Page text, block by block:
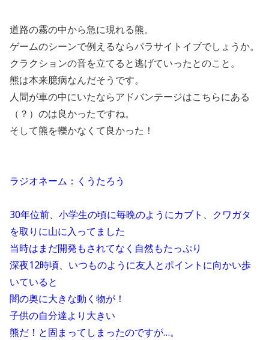
道路の霧の中から急に現れる熊。
ゲームのシーンで例えるならパラサイトイブでしょうか。
クラクションの音を立てると逃げていったとのこと。
熊は本来臆病なんだそうです。
人間が車の中にいたならアドバンテージはこちらにある
（？）のは良かったですね。
そして熊を轢かなくて良かった！
ラジオネーム：くうたろう
30年位前、小学生の頃に毎晩のようにカブト、クワガタ
を取りに山に入ってました
当時はまだ開発もされてなく自然もたっぷり
深夜12時頃、いつものように友人とポイントに向かい歩
いていると
闇の奥に大きな動く物が！
子供の自分達より大きい
熊だ！と固まってしまったのですが…。